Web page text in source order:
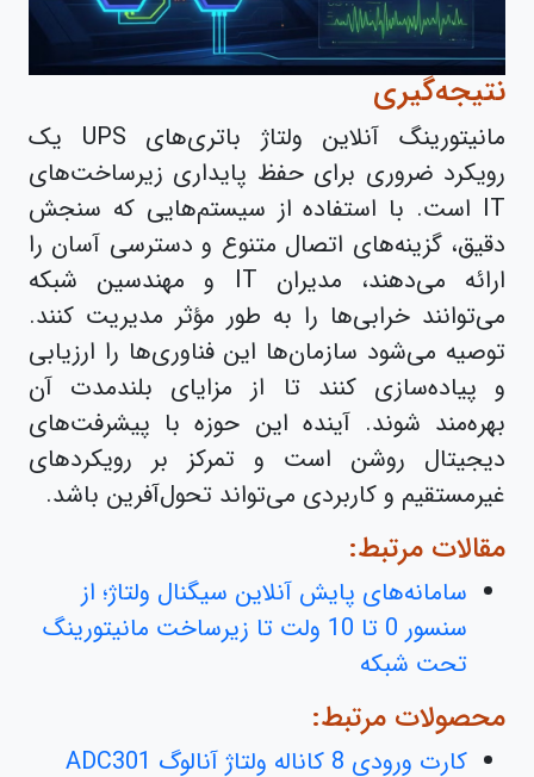
نتیجه‌گیری
مانیتورینگ آنلاین ولتاژ باتری‌های UPS یک
رویکرد ضروری برای حفظ پایداری زیرساخت‌های
IT است. با استفاده از سیستم‌هایی که سنجش
دقیق، گزینه‌های اتصال متنوع و دسترسی آسان را
ارائه می‌دهند، مدیران IT و مهندسین شبکه
می‌توانند خرابی‌ها را به طور مؤثر مدیریت کنند.
توصیه می‌شود سازمان‌ها این فناوری‌ها را ارزیابی
و پیاده‌سازی کنند تا از مزایای بلندمدت آن
بهره‌مند شوند. آینده این حوزه با پیشرفت‌های
دیجیتال روشن است و تمرکز بر رویکردهای
غیرمستقیم و کاربردی می‌تواند تحول‌آفرین باشد.
مقالات مرتبط:
سامانه‌های پایش آنلاین سیگنال ولتاژ؛ از
سنسور 0 تا 10 ولت تا زیرساخت مانیتورینگ
تحت شبکه
محصولات مرتبط:
کارت ورودی 8 کاناله ولتاژ آنالوگ ADC301